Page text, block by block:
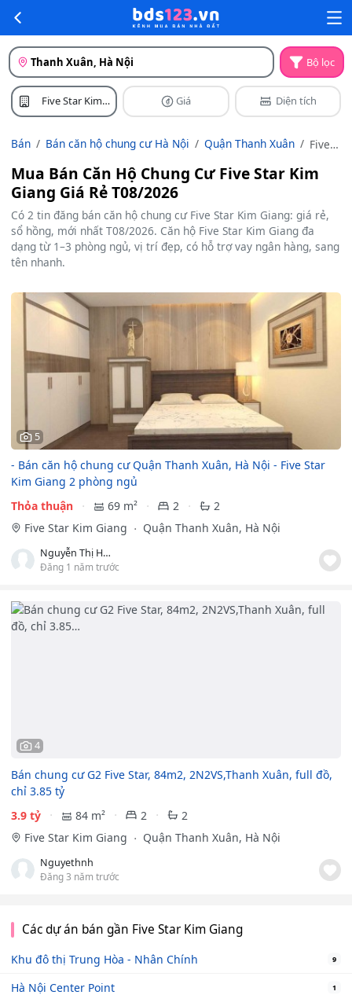
Thanh Xuân, Hà Nội Bộ lọc
Five Star Kim
Giang
Giá Diện tích
Bán Bán căn hộ chung cư Hà Nội Quận Thanh Xuân
Five
Kim
Mua Bán Căn Hộ Chung Cư Five Star Kim
Giang Giá Rẻ T08/2026
Có 2 tin đăng bán căn hộ chung cư Five Star Kim Giang: giá rẻ,
sổ hồng, mới nhất T08/2026. Căn hộ Five Star Kim Giang đa
dạng từ 1–3 phòng ngủ, vị trí đẹp, có hỗ trợ vay ngân hàng, sang
tên nhanh.
5
- Bán căn hộ chung cư Quận Thanh Xuân, Hà Nội - Five Star
Kim Giang 2 phòng ngủ
Thỏa thuận
69 m² 2
2
Five Star Kim Giang
Quận Thanh Xuân, Hà Nội
Nguyễn Thị Hảo
Đăng 1 năm trước
4
Bán chung cư G2 Five Star, 84m2, 2N2VS,Thanh Xuân, full đồ,
chỉ 3.85 tỷ
3.9 tỷ
84 m² 2
2
Five Star Kim Giang
Quận Thanh Xuân, Hà Nội
Nguyethnh
Đăng 3 năm trước
Các dự án bán gần Five Star Kim Giang
Khu đô thị Trung Hòa - Nhân Chính 9
Hà Nội Center Point 1